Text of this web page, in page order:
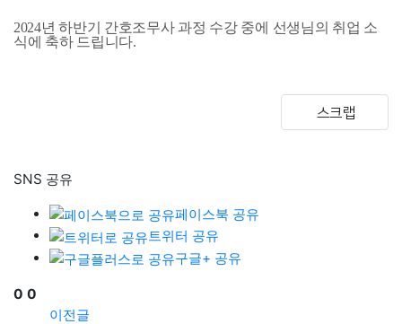
2024년 하반기 간호조무사 과정 수강 중에 선생님의 취업 소
식에 축하 드립니다.
스크랩
SNS 공유
페이스북 공유
트위터 공유
구글+ 공유
0 0
이전글